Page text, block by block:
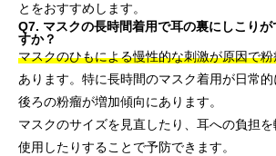
とをおすすめします。
Q7. マスクの長時間着用で耳の裏にしこりが
すか？
マスクのひもによる慢性的な刺激が原因で
あります。特に長時間のマスク着用が日常
後ろの粉瘤が増加傾向にあります。
マスクのサイズを見直したり、耳への負担
使用したりすることで予防できます。